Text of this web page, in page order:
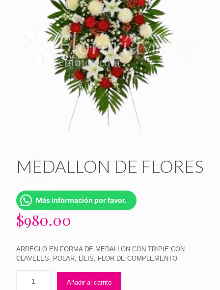
MEDALLON DE FLORES
Más información por favor.
$980.00
ARREGLO EN FORMA DE MEDALLON CON TRIPIE CON
CLAVELES, POLAR, LILIS, FLOR DE COMPLEMENTO
Añadir al carrito